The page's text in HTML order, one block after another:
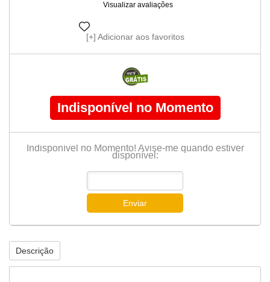
Visualizar avaliações
Adicionar aos favoritos
Indisponível no Momento
Indisponível no Momento! Avise-me quando estiver
disponível:
Enviar
Descrição